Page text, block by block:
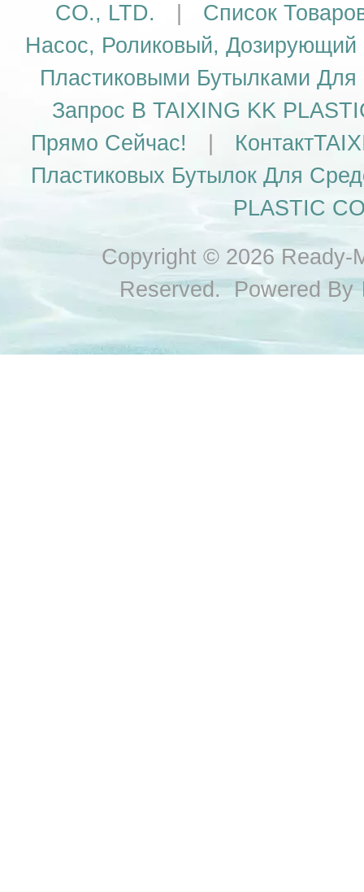
CO., LTD.
Список
Насос, Роликовый, Дозирующий
Пластиковыми Бутылками Для
Запрос В TAIXING KK
Прямо Сейчас!
Пластиковых Бутылок Для
PLASTIC
Copyright © 2026 Ready-
Reserved. Powered By